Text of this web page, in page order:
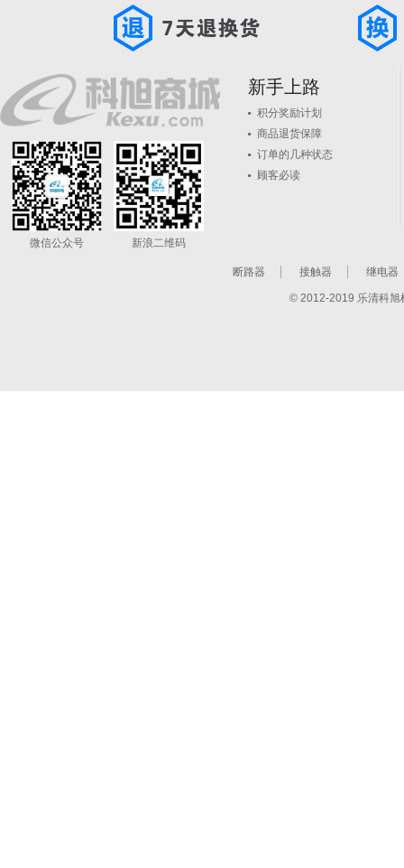
微信公众号 新浪二维码
新手上路
积分奖励计划
商品退货保障
订单的几种状态
顾客必读
断路器 接触器 继电器
© 2012-2019 乐清科旭